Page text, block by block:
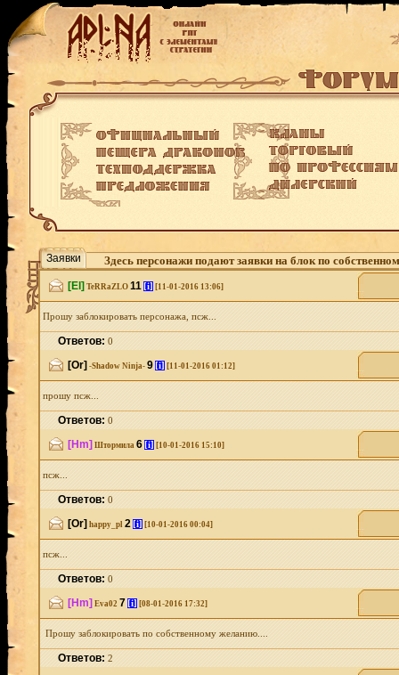
Заявки Здесь персонажи подают заявки на блок по
[El] TeRRaZLO 11 [i] [11-01-2016 13:06]
Прошу заблокировать персонажа, псж...
Ответов:0
[Or] -Shadow Ninja- 9 [i] [11-01-2016 01:12]
прошу псж...
Ответов:0
[Hm] Штормила 6 [i] [10-01-2016 15:10]
псж...
Ответов:0
[Or] happy_pl 2 [i] [10-01-2016 00:04]
псж...
Ответов:0
[Hm] Eva02 7 [i] [08-01-2016 17:32]
Прошу заблокировать по собственному желанию....
Ответов:2